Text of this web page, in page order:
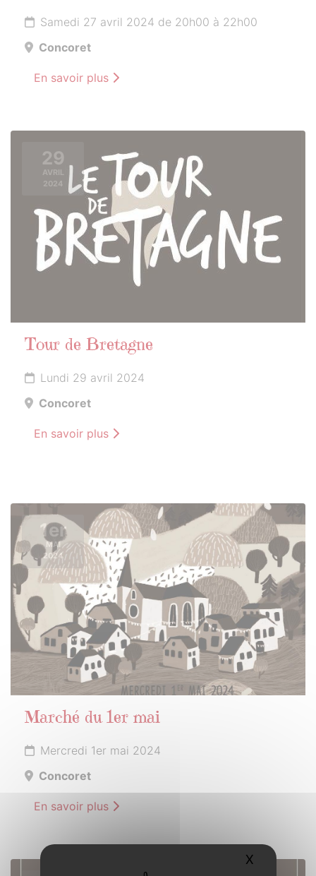
Samedi 27 avril 2024 de 20h00 à 22h00
Concoret
En savoir plus
29
AVRIL
2024
Tour de Bretagne
Lundi 29 avril 2024
Concoret
En savoir plus
1er
MAI
2024
Marché du 1er mai
Mercredi 1er mai 2024
Concoret
En savoir plus
X Masquer